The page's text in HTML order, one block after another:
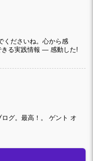
くださいね。心から感
きる実践情報 — 感動した!
グ。最高！。 ゲント オ